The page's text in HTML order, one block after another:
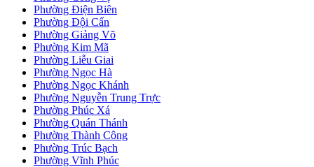
Phường Điện Biên
Phường Đội Cấn
Phường Giảng Võ
Phường Kim Mã
Phường Liễu Giai
Phường Ngọc Hà
Phường Ngọc Khánh
Phường Nguyễn Trung Trực
Phường Phúc Xá
Phường Quán Thánh
Phường Thành Công
Phường Trúc Bạch
Phường Vĩnh Phúc